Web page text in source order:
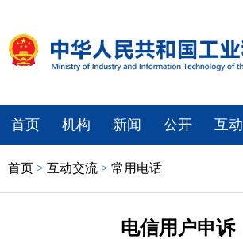
首页 机构 新闻 公开 互动
首页 > 互动交流 > 常用电话
电信用户申诉